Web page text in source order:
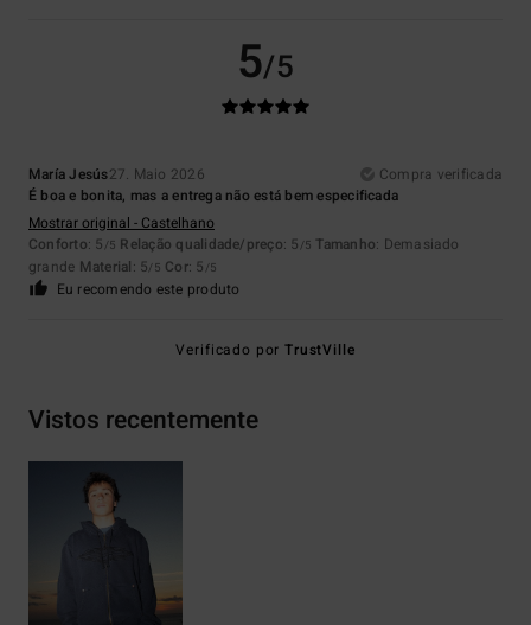
5/5
María Jesús27. Maio 2026
Compra verificada
É boa e bonita, mas a entrega não está bem especificada
Mostrar original - Castelhano
Conforto: 5 /5 Relação qualidade/preço: 5 /5 Tamanho: Demasiado
grande Material: 5/5 Cor: 5 /5
Eu recomendo este produto
Verificado porTrustVille
Vistos recentemente